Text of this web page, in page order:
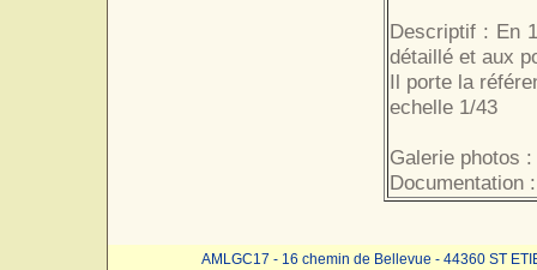
Descriptif : En
détaillé et aux
Il porte la
echelle 1/43
Galerie photos :
Documentation :
AMLGC17 - 16 chemin de Bellevue - 44360 ST